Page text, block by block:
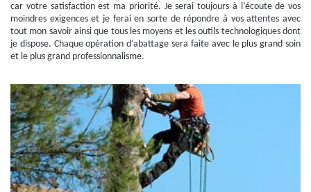
car votre satisfaction est ma priorité. Je serai toujours à l’écoute de vos
moindres exigences et je ferai en sorte de répondre à vos attentes avec
tout mon savoir ainsi que tous les moyens et les outils technologiques dont
je dispose. Chaque opération d’abattage sera faite avec le plus grand soin
et le plus grand professionnalisme.